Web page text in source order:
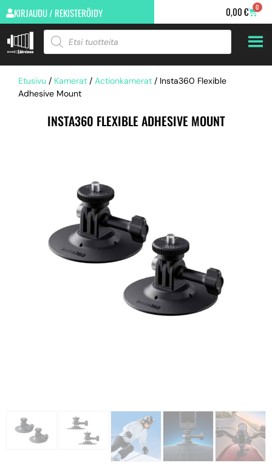
KIRJAUDU / REKISTERÖIDY 0,00€ 0
Etusivu / Kamerat / Actionkamerat / Insta360 Flexible
Adhesive Mount
INSTA360 FLEXIBLE ADHESIVE MOUNT